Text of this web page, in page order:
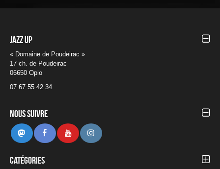
Jazz UP
« Domaine de Poudeirac »
17 ch. de Poudeirac
06650 Opio
07 67 55 42 34
Nous suivre
MastodonFacebookYoutube Instagram
Catégories